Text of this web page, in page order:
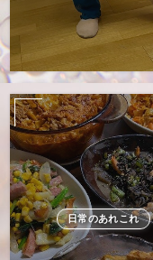
日常のあれこれ